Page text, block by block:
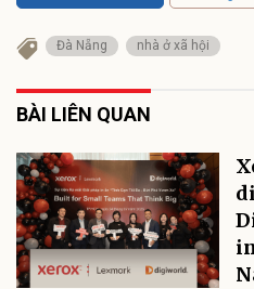
Đà Nẵng nhà ở xã hội
BÀI LIÊN QUAN